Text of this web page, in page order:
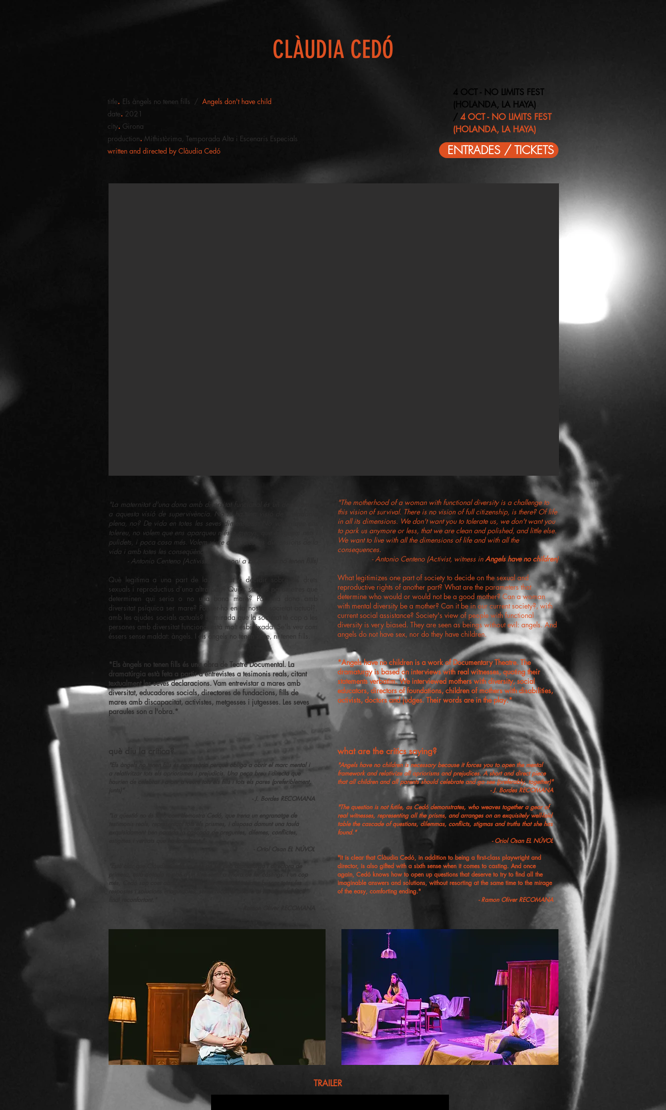
CLÀUDIA CEDÓ
title. Els àngels no tenen fills / Angels don't have child
date. 2021
city. Girona
production. Mithistòrima, Temporada Alta i Escenaris Especials
written and directed by Clàudia Cedó
4 OCT - NO LIMITS FEST
(HOLANDA, LA HAYA)
/ 4 OCT - NO LIMITS FEST
(HOLANDA, LA HAYA)
ENTRADES / TICKETS
"La maternitat d'una dona amb diversitat funcional és un desafiament
a aquesta visió de supervivència. No hi ha una visió de ciutadania
plena, no? De vida en totes les seves dimensions. No volem que ens
tolereu, no volem que ens aparqueu més o menys, que estiguem nets i
pulidets, i poca cosa més. Volem viure amb totes les dimensions de la
vida i amb totes les conseqüències.
- Antonio Centeno (Activista, testimoni aEls àngels no tenen fills
Què legitima a una part de la societat a decidir sobre els drets
sexuals i reproductius d’una altra part? Quins són els paràmetres que
determinen qui seria o no una bona mare? Pot una dona amb
diversitat psíquica ser mare? Pot ser-ho en la nostra societat actual?,
amb les ajudes socials actuals? La mirada que la societat té cap a les
persones amb diversitat funcional està molt esbiaixada. Se'ls veu com
éssers sense maldat: àngels. I els àngels no tenen sexe, ni tenen fills.
*Els àngels no tenen fills és una obra de Teatre Documental. La
dramatúrgia està feta a partir d'entrevistes a tesimonis reals, citant
textualment les seves declaracions. Vam entrevistar a mares amb
diversitat, educadores socials, directores de fundacions, fills de
mares amb discapacitat, activistes, metgesses i jutgesses. Les seves
paraules son a l'obra.*
què diu la crítica?
"Els àngels no tenen fills és necessària perquè obliga a obrir el marc mental i
a relativitzar tots els apriorismes i prejudicis. Una peça breu i directa que
haurien de celebrar i a anr a veure tots els fills i tots els pares (preferiblement,
- J. Bordes RECOMANA
"La qüestió no és fútil, com demostra Cedó, que trena un engranatge de
testimonis reals, representant tots els prismes, i disposa damunt una taula
exquisidament ben parada la cascada de preguntes, dilemes, conflictes,
- Oriol Osan EL NÚVOL
primera, està dotada també d’un sisè sentit a l’hora de fer càstings. I un cop
més, Cedó sap com obrir preguntes que mereixen intentar buscar totes les
respostes i solucions imaginables, sense recórrer alhora al miratge del fàcil
"The motherhood of a woman with functional diversity is a challenge to
this vision of survival. There is no vision of full citizenship, is there? Of life
in all its dimensions. We don't want you to tolerate us, we don't want you
to park us anymore or less, that we are clean and polished, and little else.
We want to live with all the dimensions of life and with all the
consequences.
- Antonio Centeno (Activist, witness inAngels have no children)
What legitimizes one part of society to decide on the sexual and
reproductive rights of another part? What are the parameters that
determine who would or would not be a good mother? Can a woman
with mental diversity be a mother? Can it be in our current society?, with
current social assistance? Society's view of people with functional
diversity is very biased. They are seen as beings without evil: angels. And
angels do not have sex, nor do they have children.​
*Angels have no children is a work of Documentary Theatre. The
dramaturgy is based on interviews with real witnesses, quoting their
statements verbatim. We interviewed mothers with diversity, social
educators, directors of foundations, children of mothers with disabilities,
activists, doctors and judges. Their words are in the play.*​​
what are the critics saying?
"Angels have no children is necessary because it forces you to open the mental
framework and relativize all apriorisms and prejudices. A short and direct piece
that all children and all parents should celebrate and go see (preferably, together)"
- J. Bordes RECOMANA
​"The question is not futile, as Cedó demonstrates, who weaves together a gear of
real witnesses, representing all the prisms, and arranges on an exquisitely well-laid
table the cascade of questions, dilemmas, conflicts, stigmas and truths that she has
found."
- Oriol Osan EL NÚVOL
"It is clear that Clàudia Cedó, in addition to being a first-class playwright and
director, is also gifted with a sixth sense when it comes to casting. And once
again, Cedó knows how to open up questions that deserve to try to find all the
imaginable answers and solutions, without resorting at the same time to the mirage
of the easy, comforting ending."
- Ramon Oliver RECOMANA
TRAILER